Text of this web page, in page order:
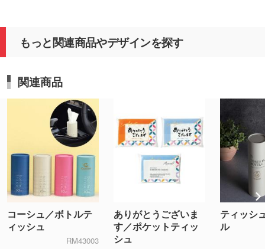
もっと関連商品やデザインを探す
関連商品
コーシュ／ボトルテ
ィッシュ
RM43003
ありがとうございま
す／ポケットティッ
シュ
ティッシ
ル